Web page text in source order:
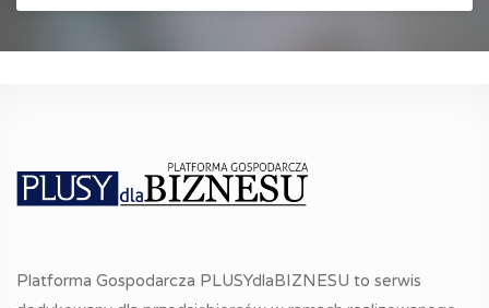
Platforma Gospodarcza PLUSYdlaBIZNESU to serwis